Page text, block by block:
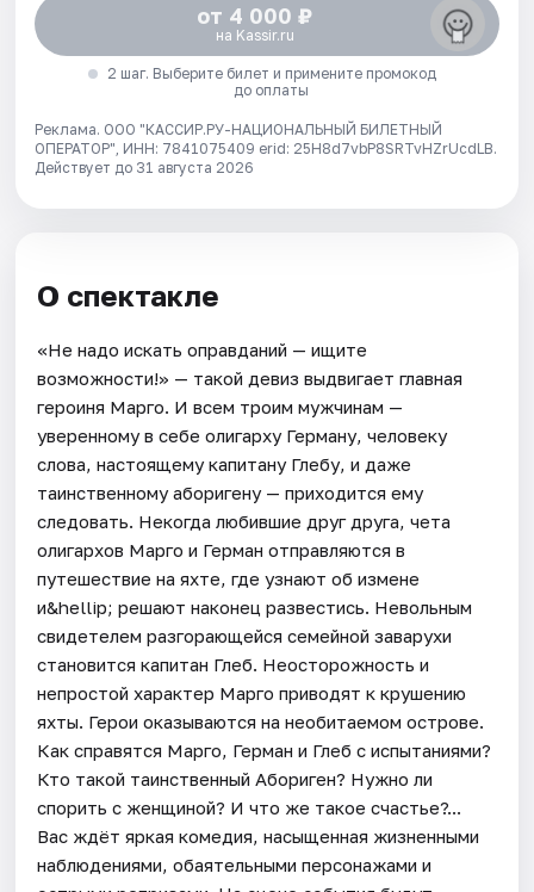
от 4 000 ₽
на Kassir.ru
2 шаг. Выберите билет и примените промокод
до оплаты
Реклама. ООО "КАССИР.РУ-НАЦИОНАЛЬНЫЙ БИЛЕТНЫЙ
ОПЕРАТОР", ИНН: 7841075409 erid: 25H8d7vbP8SRTvHZrUcdLB.
Действует до 31 августа 2026
О спектакле
«Не надо искать оправданий — ищите
возможности!» — такой девиз выдвигает главная
героиня Марго. И всем троим мужчинам —
уверенному в себе олигарху Герману, человеку
слова, настоящему капитану Глебу, и даже
таинственному аборигену — приходится ему
следовать. Некогда любившие друг друга, чета
олигархов Марго и Герман отправляются в
путешествие на яхте, где узнают об измене
и&hellip; решают наконец развестись. Невольным
свидетелем разгорающейся семейной заварухи
становится капитан Глеб. Неосторожность и
непростой характер Марго приводят к крушению
яхты. Герои оказываются на необитаемом острове.
Как справятся Марго, Герман и Глеб с испытаниями?
Кто такой таинственный Абориген? Нужно ли
спорить с женщиной? И что же такое счастье?...
Вас ждёт яркая комедия, насыщенная жизненными
наблюдениями, обаятельными персонажами и